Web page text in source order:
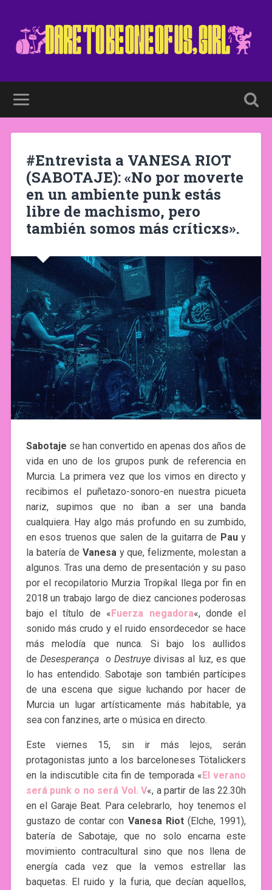
#Entrevista a VANESA RIOT
(SABOTAJE): «No por moverte
en un ambiente punk estás
libre de machismo, pero
también somos más críticxs».
Sabotaje se han convertido en apenas dos años de
vida en uno de los grupos punk de referencia en
Murcia. La primera vez que los vimos en directo y
recibimos el puñetazo-sonoro-en nuestra picueta
nariz, supimos que no iban a ser una banda
cualquiera. Hay algo más profundo en su zumbido,
en esos truenos que salen de la guitarra de Pauy
la batería de Vanesa y que, felizmente, molestan a
algunos. Tras una demo de presentación y su paso
por el recopilatorio Murzia Tropikal llega por fin en
2018 un trabajo largo de diez canciones poderosas
bajo el título de «Fuerza negadora«, donde el
sonido más crudo y el ruido ensordecedor se hace
más melodía que nunca. Si bajo los aullidos
de Desesperançao Destruyedivisas al luz, es que
lo has entendido. Sabotaje son también partícipes
de una escena que sigue luchando por hacer de
Murcia un lugar artísticamente más habitable, ya
sea con fanzines, arte o música en directo.
Este viernes 15, sin ir más lejos, serán
protagonistas junto a los barceloneses Tötalickers
en la indiscutible cita fin de temporada «El verano
será punk o no será Vol. V«, a partir de las 22.30h
en el Garaje Beat. Para celebrarlo, hoy tenemos el
gustazo de contar con Vanesa Riot(Elche, 1991),
batería de Sabotaje, que no solo encarna este
movimiento contracultural sino que nos llena de
energía cada vez que la vemos estrellar las
baquetas. El ruido y la furia, que decían aquellos,